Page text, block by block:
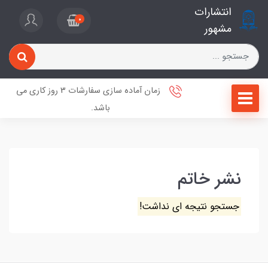
انتشارات
مشهور
0
زمان آماده سازی سفارشات 3 روز کاری می
باشد.
نشر خاتم
جستجو نتیجه ای نداشت!